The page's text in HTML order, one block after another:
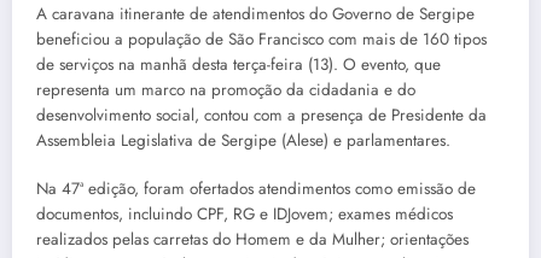
A caravana itinerante de atendimentos do Governo de Sergipe
beneficiou a população de São Francisco com mais de 160 tipos
de serviços na manhã desta terça-feira (13). O evento, que
representa um marco na promoção da cidadania e do
desenvolvimento social, contou com a presença de Presidente da
Assembleia Legislativa de Sergipe (Alese) e parlamentares.
Na 47ª edição, foram ofertados atendimentos como emissão de
documentos, incluindo CPF, RG e IDJovem; exames médicos
realizados pelas carretas do Homem e da Mulher; orientações